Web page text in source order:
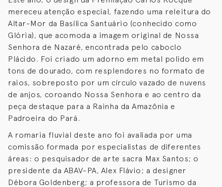
mereceu atenção especial, fazendo uma releitura do
Altar-Mor da Basílica Santuário (conhecido como
Glória), que acomoda a imagem original de Nossa
Senhora de Nazaré, encontrada pelo caboclo
Plácido. Foi criado um adorno em metal polido em
tons de dourado, com resplendores no formato de
raios, sobreposto por um círculo vazado de nuvens
de anjos, coroando Nossa Senhora e ao centro da
peça destaque para a Rainha da Amazônia e
Padroeira do Pará.
A romaria fluvial deste ano foi avaliada por uma
comissão formada por especialistas de diferentes
áreas: o pesquisador de arte sacra Max Santos; o
presidente da ABAV-PA, Alex Flávio; a designer
Débora Goldenberg; a professora de Turismo da